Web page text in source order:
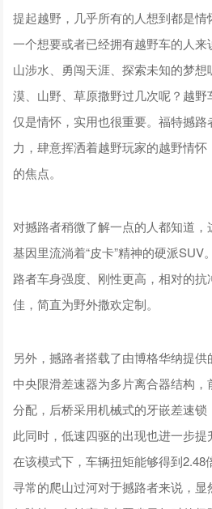
提起越野，几乎所有的人想到都是
一个想要或者已经拥有越野车的人
山涉水、勇闯天涯、探索未知的梦
漠、山野、草原撒野过几次呢？越
仅是情怀，实用也很重要。福特撼
力，肆意挥洒着越野玩家的越野情
的焦点。
对撼路者稍微了解一点的人都知道，
基因里流淌着“皮卡”精神的硬派
路者车身强度、刚性更高，相对的
佳，简直为野外撒欢定制。
另外，撼路者搭载了由博格华纳提供
中央限滑差速器为多片离合器结构
分配，后桥采用机械式的牙嵌差速
此同时，低速四驱的出现也进一步提
在该模式下，车辆扭矩能够得到2.48
寻常的爬山过河对于撼路者来说，